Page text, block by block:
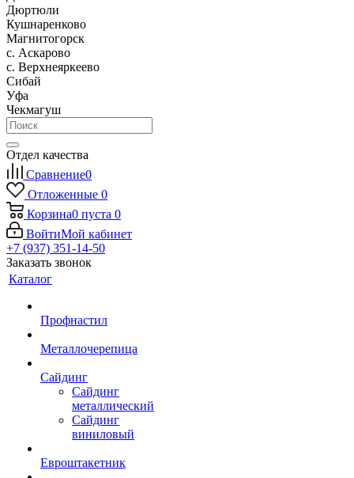
Дюртюли
Кушнаренково
Магнитогорск
с. Аскарово
с. Верхнеяркеево
Сибай
Уфа
Чекмагуш
Отдел качества
Сравнение0
Отложенные 0
Корзина0 пуста 0
ВойтиМой кабинет
+7 (937) 351-14-50
Заказать звонок
Каталог
Профнастил
Металлочерепица
Сайдинг
Сайдинг
металлический
Сайдинг
виниловый
Евроштакетник